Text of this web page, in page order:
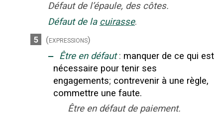
Défaut de l’épaule, des côtes.
Défaut de la cuirasse.
5 (expressions)
‒ Être en défaut : manquer de ce qui est
nécessaire pour tenir ses
engagements; contrevenir à une règle,
commettre une faute.
Être en défaut de paiement.